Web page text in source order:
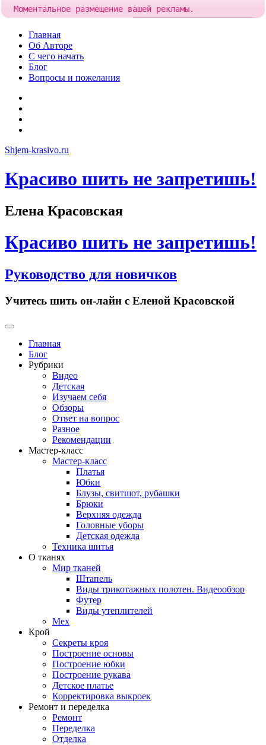
Skip
content
Главная
Об Авторе
С чего начать
Блог
Вопросы и пожелания
Shjem-krasivo.ru
Красиво шить не запретишь!
Елена Красовская
Красиво шить не запретишь!
Руководство для новичков
Учитесь шить он-лайн с Еленой Красовской
Primary
Главная
Блог
Рубрики
Видео
Детская
Изучаем себя
Обзоры
Ответ на вопрос
Разное
Рекомендации
Мастер-класс
Мастер-класс
Платья
Юбки
Блузы, свитшот, рубашки
Брюки
Верхняя одежда
Головные уборы
Детская одежда
Техника шитья
О тканях
Мир тканей
Штапель
Виды трикотажных полотен. Видеообзор
Футер
Виды утеплителей
Мех
Крой
Секреты кроя
Построение основы
Построение юбки
Построение рукава
Детское платье
Корректировка выкроек
Ремонт и переделка
Ремонт
Переделка
Отделка
Моментальное размещение вашей рекламы.